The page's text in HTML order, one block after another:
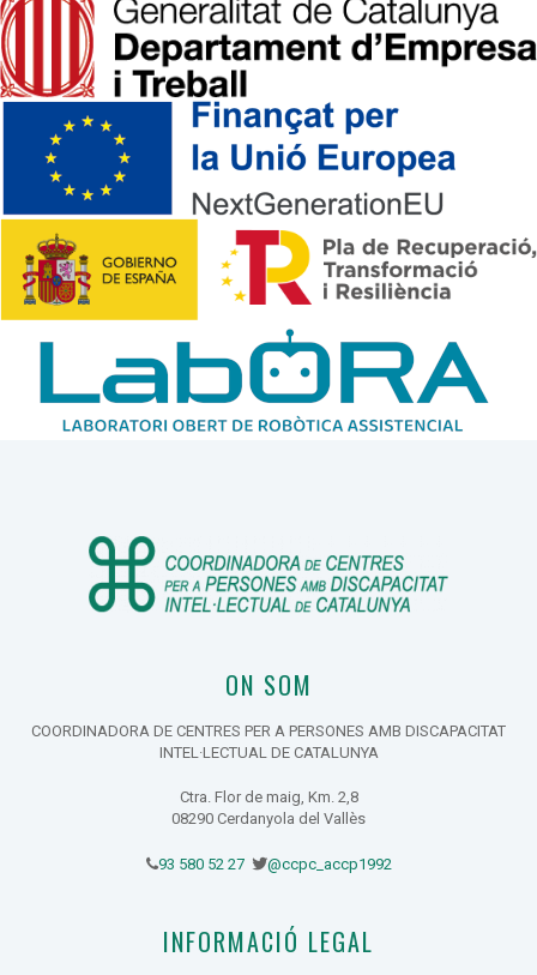
ON SOM
COORDINADORA DE CENTRES PER A PERSONES AMB DISCAPACITAT
INTEL·LECTUAL DE CATALUNYA
Ctra. Flor de maig, Km. 2,8
08290 Cerdanyola del Vallès
93 580 52 27 @ccpc_accp1992
INFORMACIÓ LEGAL